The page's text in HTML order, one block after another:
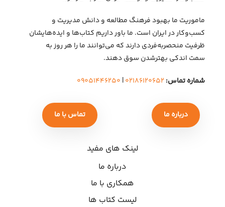
ماموریت ما بهبود فرهنگ مطالعه و دانش مدیریت و
کسب‌وکار در ایران است. ما باور داریم کتاب‌ها و ایده‌هایشان
ظرفیت منحصربه‌فردی دارند که می‌توانند ما را هر روز به
سمت اندکی بهتر‌شدن سوق دهند.
شماره تماس: ۰۲۱۸۶۱۲۰۶۵۲| ۰۹۰۵۱۴۴۶۲۵۰
درباره ما تماس با ما
لینک های مفید
درباره ما
همکاری با ما
لیست کتاب ها